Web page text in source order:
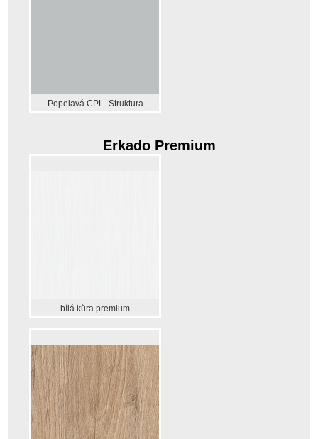
Popelavá CPL- Struktura
Erkado Premium
bílá kůra premium